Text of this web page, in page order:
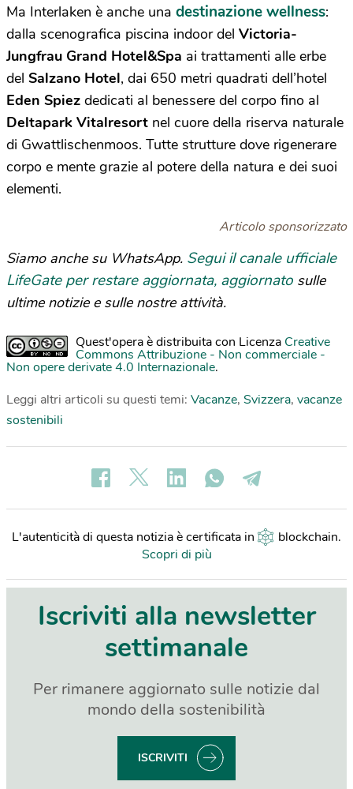
Ma Interlaken è anche una destinazione wellness:
dalla scenografica piscina indoor del Victoria-
Jungfrau Grand Hotel&Spa ai trattamenti alle erbe
del Salzano Hotel, dai 650 metri quadrati dell’hotel
Eden Spiez dedicati al benessere del corpo fino al
Deltapark Vitalresort nel cuore della riserva naturale
di Gwattlischenmoos. Tutte strutture dove rigenerare
corpo e mente grazie al potere della natura e dei suoi
elementi.
Articolo sponsorizzato
Siamo anche su WhatsApp. Segui il canale ufficiale
LifeGate per restare aggiornata, aggiornato sulle
ultime notizie e sulle nostre attività.
Quest'opera è distribuita con Licenza Creative
Commons Attribuzione - Non commerciale -
Non opere derivate 4.0 Internazionale.
Leggi altri articoli su questi temi: Vacanze, Svizzera, vacanze
sostenibili
L'autenticità di questa notizia è certificata in blockchain.
Scopri di più
Iscriviti alla newsletter
settimanale
Per rimanere aggiornato sulle notizie dal
mondo della sostenibilità
ISCRIVITI